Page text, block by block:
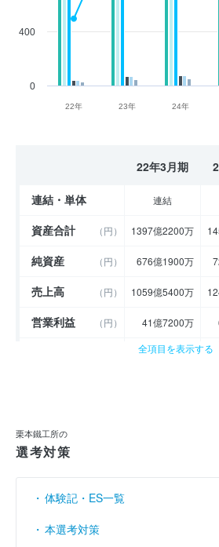
22年 23年 24年
0
400
22年3月期
連結・単体 連結
資産合計 （円） 1397億2200万
純資産 （円） 676億1900万
売上高 （円） 1059億5400万
営業利益 （円） 41億7200万
41億7900万
売上伸び率
営業利益率 （％） 3.94
経常利益率 （％）
全項目を表示する
栗本鐵工所の
選考対策
体験記・ES一覧
本選考対策